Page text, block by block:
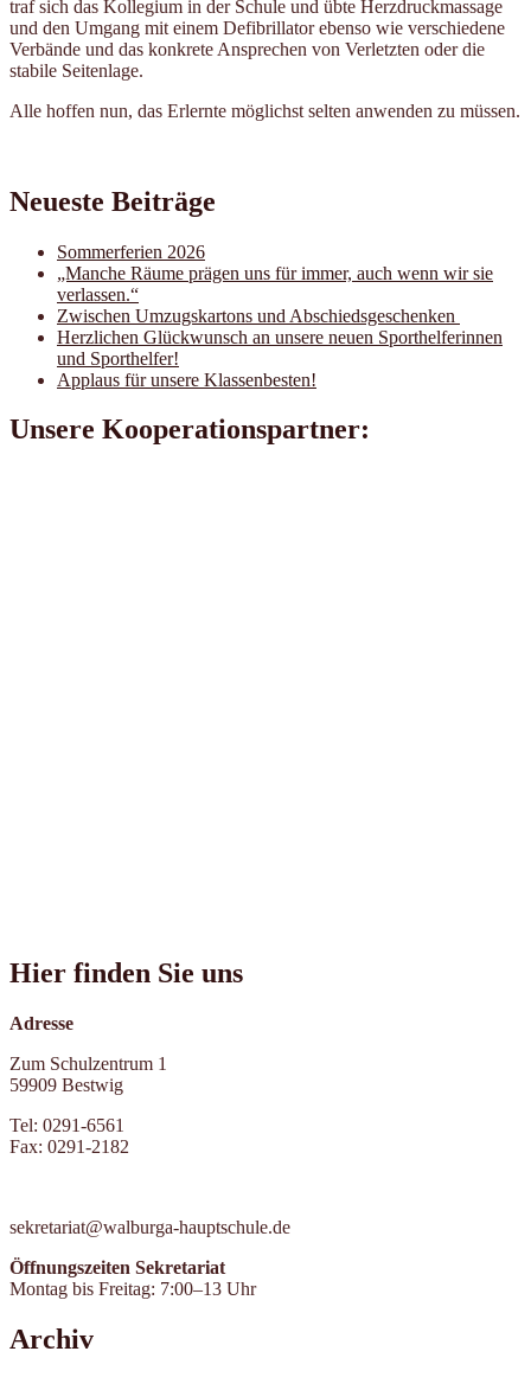
traf sich das Kollegium in der Schule und übte Herzdruckmassage
und den Umgang mit einem Defibrillator ebenso wie verschiedene
Verbände und das konkrete Ansprechen von Verletzten oder die
stabile Seitenlage.
Alle hoffen nun, das Erlernte möglichst selten anwenden zu müssen.
Neueste Beiträge
Sommerferien 2026
„Manche Räume prägen uns für immer, auch wenn wir sie
verlassen.“
Zwischen Umzugskartons und Abschiedsgeschenken
Herzlichen Glückwunsch an unsere neuen Sporthelferinnen
und Sporthelfer!
Applaus für unsere Klassenbesten!
Unsere Kooperationspartner:
Hier finden Sie uns
Adresse
Zum Schulzentrum 1
59909 Bestwig
Tel: 0291-6561
Fax: 0291-2182
sekretariat@walburga-hauptschule.de
Öffnungszeiten Sekretariat
Montag bis Freitag: 7:00–13 Uhr
Archiv